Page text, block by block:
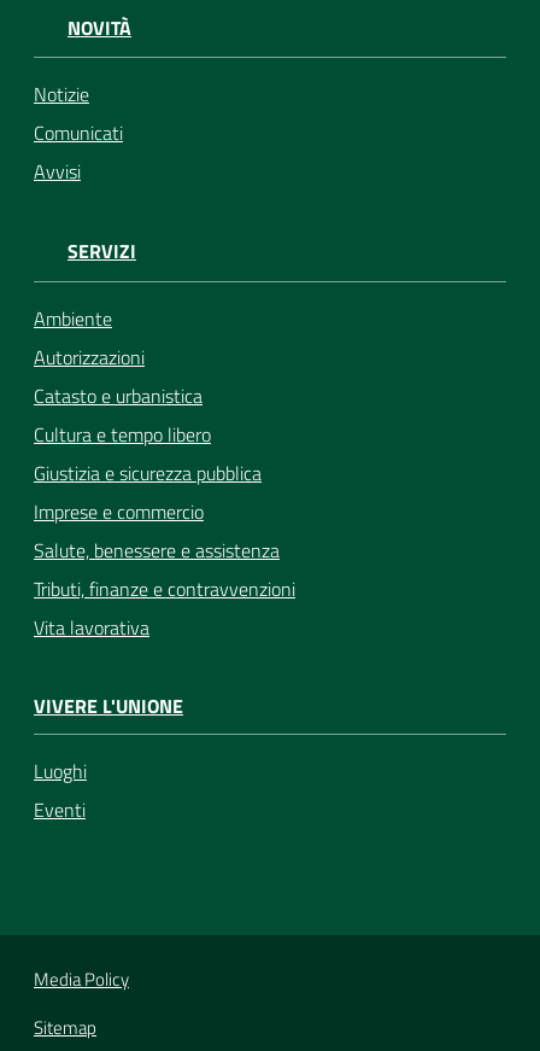
NOVITÀ
Notizie
Comunicati
Avvisi
SERVIZI
Ambiente
Autorizzazioni
Catasto e urbanistica
Cultura e tempo libero
Giustizia e sicurezza pubblica
Imprese e commercio
Salute, benessere e assistenza
Tributi, finanze e contravvenzioni
Vita lavorativa
VIVERE L'UNIONE
Luoghi
Eventi
Media Policy
Sitemap